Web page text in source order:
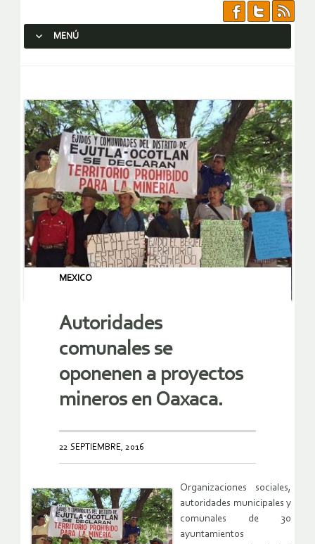
MENÚ
MEXICO
Autoridades
comunales se
oponenen a proyectos
mineros en Oaxaca.
22 SEPTIEMBRE, 2016
Organizaciones sociales,
autoridades municipales y
comunales de 30
ayuntamientos